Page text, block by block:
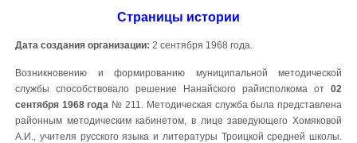
Страницы истории
Дата создания организации: 2 сентября 1968 года.
Возникновению и формированию муниципальной методической
службы способствовало решение Нанайского райисполкома от 02
сентября 1968 года № 211. Методическая служба была представлена
районным методическим кабинетом, в лице заведующего Хомяковой
А.И., учителя русского языка и литературы Троицкой средней школы.